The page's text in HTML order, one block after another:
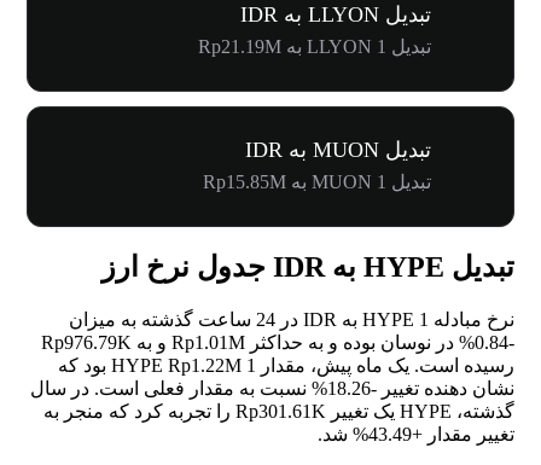
تبدیل LLYON به IDR
تبدیل 1 LLYON به Rp21.19M
تبدیل MUON به IDR
تبدیل 1 MUON به Rp15.85M
تبدیل HYPE به IDR جدول نرخ ارز
نرخ مبادله 1 HYPE به IDR در 24 ساعت گذشته به میزان
-0.84%
در نوسان بوده و به حداکثر Rp1.01M و به Rp976.79K
رسیده است. یک ماه پیش، مقدار 1 HYPE Rp1.22M بود که
نشان دهنده تغییر -18.26%
نسبت به مقدار فعلی است. در سال
گذشته، HYPE یک تغییر Rp301.61K را تجربه کرد که منجر به
تغییر مقدار +43.49% شد.